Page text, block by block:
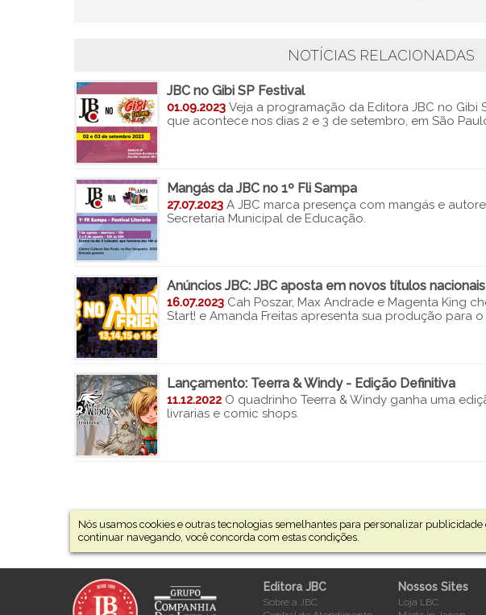
NOTÍCIAS RELACIONADAS
JBC no Gibi SP Festival
01.09.2023 Veja a programação da Editora JBC no Gibi
que acontece nos dias 2 e 3 de setembro, em São
Mangás da JBC no 1º Fli Sampa
27.07.2023 A JBC marca presença com mangás e
Secretaria Municipal de Educação.
Anúncios JBC: JBC aposta em novos títulos nacionais
16.07.2023 Cah Poszar, Max Andrade e Magenta King
Start! e Amanda Freitas apresenta sua produção para
Lançamento: Teerra & Windy - Edição Definitiva
11.12.2022 O quadrinho Teerra & Windy ganha uma
livrarias e comic shops.
Nós usamos cookies e outras tecnologias semelhantes para personalizar
continuar navegando, você concorda com estas condições.
Editora JBC
Sobre a JBC
Nossos Sites
Loja LBC